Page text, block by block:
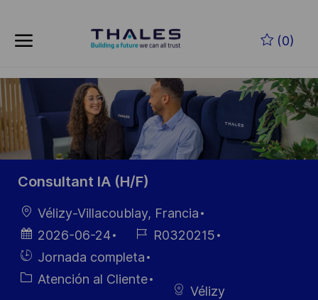
(0)
-
Consultant IA (H/F)
Ubicación
Vélizy-Villacoublay, Francia
Fecha de
publicación
2026-06-24
ID de
empleo
R0320215
Hiring
Type
Jornada completa
Categoría
Atención al Cliente
Vélizy